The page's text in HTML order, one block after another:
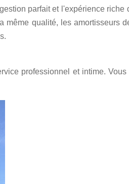
parfait et l'expérience
qualité, les amortisseurs
professionnel et intime.